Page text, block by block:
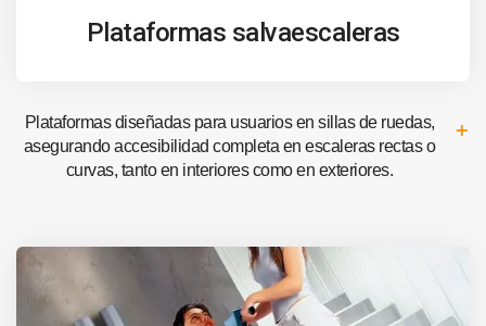
Plataformas salvaescaleras
Plataformas diseñadas para usuarios en sillas de ruedas,
asegurando accesibilidad completa en escaleras rectas o
curvas, tanto en interiores como en exteriores.